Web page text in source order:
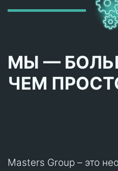
МЫ —
ЧЕМ
Masters Group – это